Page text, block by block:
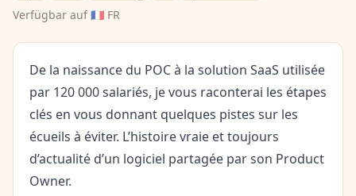
Verfügbar auf🇫🇷 FR
De la naissance du POC à la solution SaaS utilisée
par 120 000 salariés, je vous raconterai les étapes
clés en vous donnant quelques pistes sur les
écueils à éviter. L’histoire vraie et toujours
d’actualité d’un logiciel partagée par son Product
Owner.